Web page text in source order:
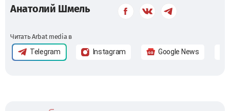
Анатолий Шмель
Читать Arbat media в
Telegram Instagram Google News